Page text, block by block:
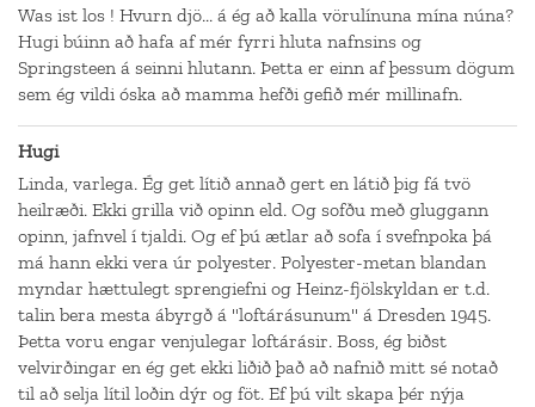
Was ist los ! Hvurn djö... á ég að kalla vörulínuna mína núna?
Hugi búinn að hafa af mér fyrri hluta nafnsins og
Springsteen á seinni hlutann. Þetta er einn af þessum dögum
sem ég vildi óska að mamma hefði gefið mér millinafn.
Hugi
Linda, varlega. Ég get lítið annað gert en látið þig fá tvö
heilræði. Ekki grilla við opinn eld. Og sofðu með gluggann
opinn, jafnvel í tjaldi. Og ef þú ætlar að sofa í svefnpoka þá
má hann ekki vera úr polyester. Polyester-metan blandan
myndar hættulegt sprengiefni og Heinz-fjölskyldan er t.d.
talin bera mesta ábyrgð á "loftárásunum" á Dresden 1945.
Þetta voru engar venjulegar loftárásir. Boss, ég biðst
velvirðingar en ég get ekki liðið það að nafnið mitt sé notað
til að selja lítil loðin dýr og föt. Ef þú vilt skapa þér nýja